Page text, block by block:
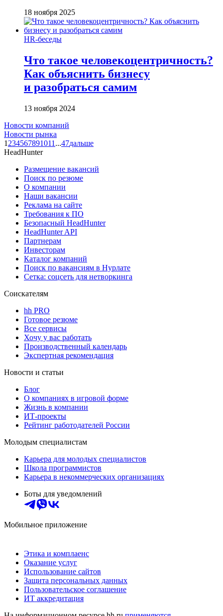
18 ноября 2025
HR-беседы
Что такое человеко­центричность?
Как объяснить бизнесу
и разобраться самим
13 ноября 2024
Новости компаний
Новости рынка
1 234567891011 ...47дальше
HeadHunter
Размещение вакансий
Поиск по резюме
О компании
Наши вакансии
Реклама на сайте
Требования к ПО
Безопасный HeadHunter
HeadHunter API
Партнерам
Инвесторам
Каталог компаний
Поиск по вакансиям в Нурлате
Сетка: соцсеть для нетворкинга
Соискателям
hh PRO
Готовое резюме
Все сервисы
Хочу у вас работать
Производственный календарь
Экспертная рекомендация
Новости и статьи
Блог
О компаниях в игровой форме
Жизнь в компании
ИТ-проекты
Рейтинг работодателей России
Молодым специалистам
Карьера для молодых специалистов
Школа программистов
Карьера в некоммерческих организациях
Боты для уведомлений
Мобильное приложение
Этика и комплаенс
Оказание услуг
Использование сайтов
Защита персональных данных
Пользовательское соглашение
ИТ аккредитация